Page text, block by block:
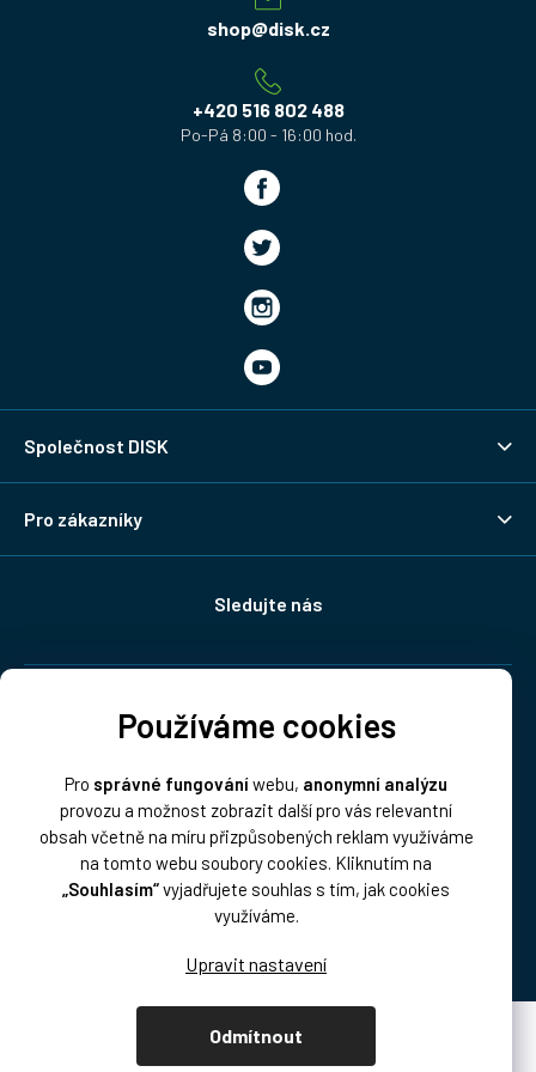
Používáme cookies
Pro správné fungováníwebu, anonymní analýzu
provozu a možnost zobrazit další pro vás relevantní
obsah včetně na míru přizpůsobených reklam využíváme
na tomto webu soubory cookies. Kliknutím na
„Souhlasím“vyjadřujete souhlas s tím, jak cookies
využíváme.
Odmítnout
shop@disk.cz
+420 516 802 488
Společnost DISK
Pro zákazníky
Sledujte nás
Platba: